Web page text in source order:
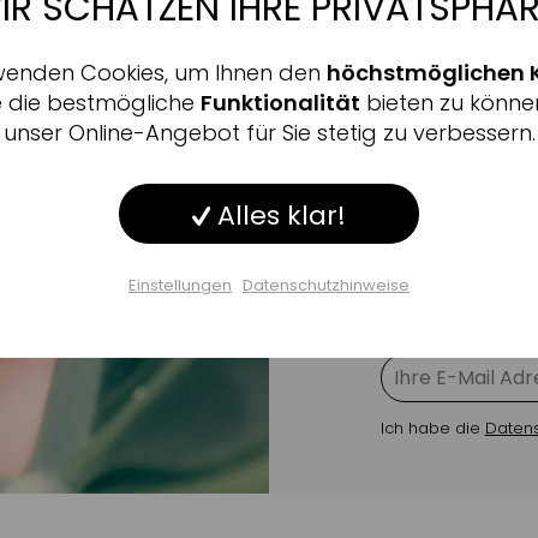
Jetzt
Erhalten Sie
Beauty-
kostenlosen
Ich habe die
Inaktiv
Inaktiv
Einstellungen speichern
Cookies, um Ihnen den höchstmöglichen
die bestmögliche Funktionalität bieten zu
unser Online-Angebot für Sie stetig zu verbessern.
Alles klar!
Einstellungen Datenschutzhinweise